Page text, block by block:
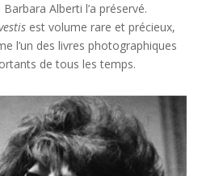
Alberti l’a préservé.
est volume rare et précieux,
l’un des livres photographiques
de tous les temps.